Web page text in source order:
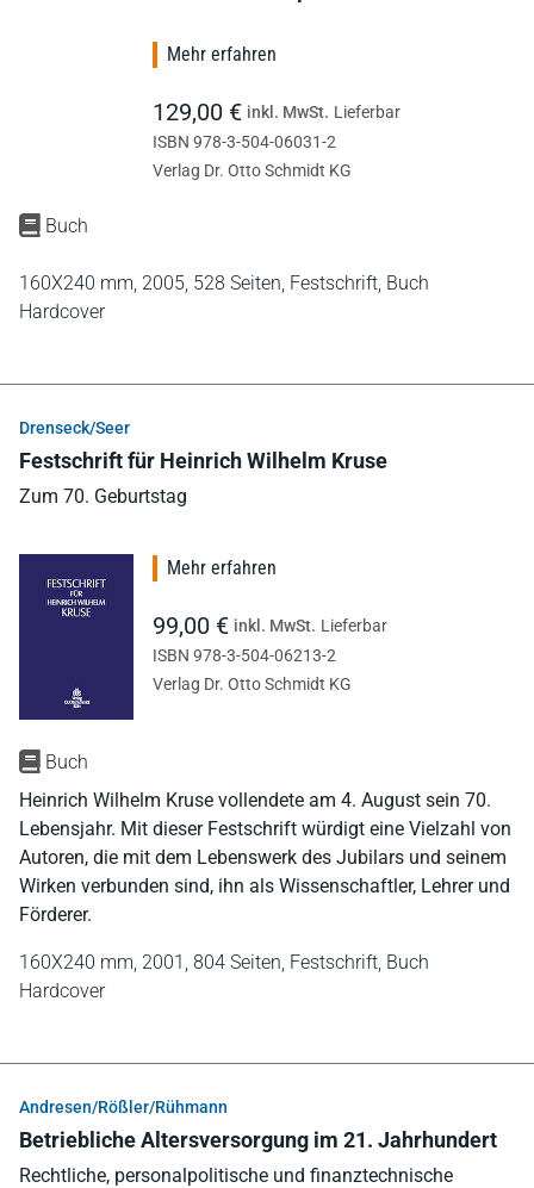
Buch
160X240 mm, 2005, 528 Seiten, Festschrift, Buch
Hardcover
Mehr erfahren
129,00 € inkl. MwSt. Lieferbar
ISBN 978-3-504-06031-2
Verlag Dr. Otto Schmidt KG
Drenseck/Seer
Festschrift für Heinrich Wilhelm Kruse
Zum 70. Geburtstag
Buch
Heinrich Wilhelm Kruse vollendete am 4. August sein 70.
Lebensjahr. Mit dieser Festschrift würdigt eine Vielzahl von
Autoren, die mit dem Lebenswerk des Jubilars und seinem
Wirken verbunden sind, ihn als Wissenschaftler, Lehrer und
Förderer.
160X240 mm, 2001, 804 Seiten, Festschrift, Buch
Hardcover
Mehr erfahren
99,00 € inkl. MwSt. Lieferbar
ISBN 978-3-504-06213-2
Verlag Dr. Otto Schmidt KG
Andresen/Rößler/Rühmann
Betriebliche Altersversorgung im 21. Jahrhundert
Rechtliche, personalpolitische und finanztechnische